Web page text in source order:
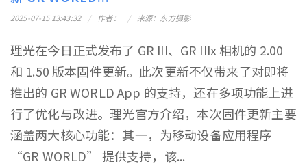
2025-07-15 13:43:32 作者： 来源：东方摄影
理光在今日正式发布了 GR III、GR IIIx 相机的 2.00
和 1.50 版本固件更新。此次更新不仅带来了对即将
推出的 GR WORLD App 的支持，还在多项功能上进
行了优化与改进。理光官方介绍，本次固件更新主要
涵盖两大核心功能：其一，为移动设备应用程序
“GR WORLD” 提供支持，该...